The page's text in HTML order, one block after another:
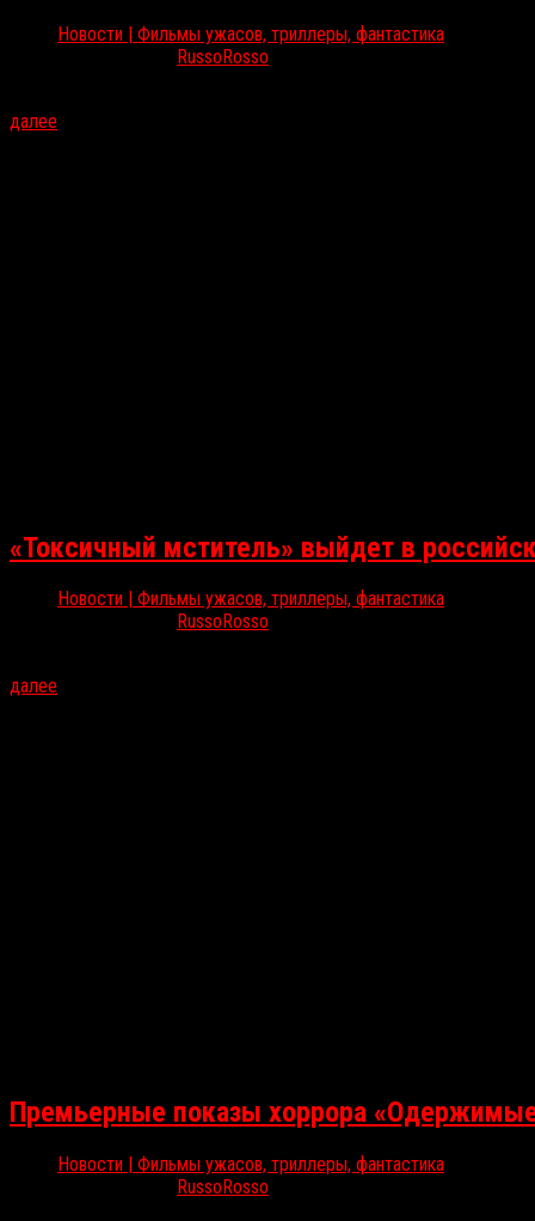
Новости | Фильмы ужасов, триллеры, фантастика
RussoRosso
далее
«Токсичный мститель» выйдет в
Новости | Фильмы ужасов, триллеры, фантастика
RussoRosso
далее
Премьерные показы хоррора
Новости | Фильмы ужасов, триллеры, фантастика
RussoRosso